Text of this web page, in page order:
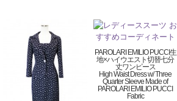
PAROLARI EMILIO PUCCI生
地×ハイウエスト切替七分
丈ワンピース
High Waist Dress w/ Three
Quarter Sleeve Made of
PAROLARI EMILIO PUCCI
Fabric